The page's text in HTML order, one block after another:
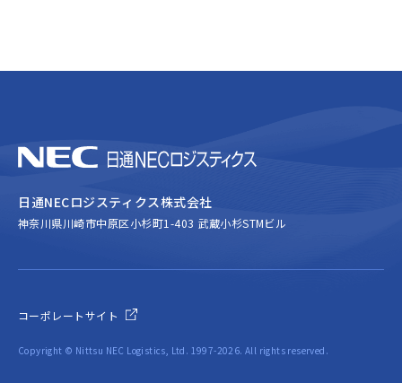
日通NECロジスティクス株式会社
神奈川県川崎市中原区小杉町1-403 武蔵小杉STMビル
Copyright © Nittsu NEC Logistics, Ltd. 1997-2026. All rights reserved.
コーポレートサイト